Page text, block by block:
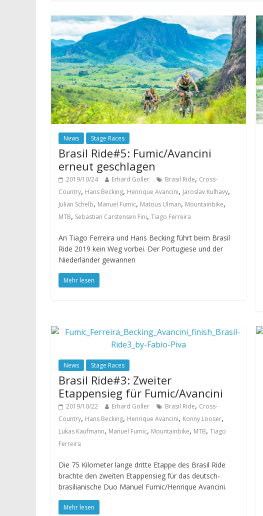
News Stage Races
Brasil Ride#5: Fumic/Avancini
erneut geschlagen
2019/10/24 Erhard Goller Brasil Ride, Cross-
Country, Hans Becking, Henrique Avancini, Jaroslav Kulhavy,
Julian Schelb, Manuel Fumic, Matous Ulman, Mountainbike,
MTB, Sebastian Carstensen Fini, Tiago Ferreira
An Tiago Ferreira und Hans Becking führt beim Brasil
Ride 2019 kein Weg vorbei. Der Portugiese und der
Niederländer gewannen
Mehr lesen
News Stage Races
Brasil Ride#3: Zweiter
Etappensieg für Fumic/Avancini
2019/10/22 Erhard Goller Brasil Ride, Cross-
Country, Hans Becking, Henrique Avancini, Konny Looser,
Lukas Kaufmann, Manuel Fumic, Mountainbike, MTB, Tiago
Ferreira
Die 75 Kilometer lange dritte Etappe des Brasil Ride
brachte den zweiten Etappensieg für das deutsch-
brasilianische Duo Manuel Fumic/Henrique Avancini.
Mehr lesen